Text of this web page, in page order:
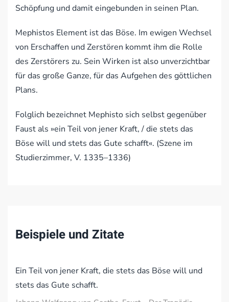
Schöpfung und damit eingebunden in seinen Plan.
Mephistos Element ist das Böse. Im ewigen Wechsel
von Erschaffen und Zerstören kommt ihm die Rolle
des Zerstörers zu. Sein Wirken ist also unverzichtbar
für das große Ganze, für das Aufgehen des göttlichen
Plans.
Folglich bezeichnet Mephisto sich selbst gegenüber
Faust als »ein Teil von jener Kraft, / die stets das
Böse will und stets das Gute schafft«. (Szene im
Studierzimmer, V. 1335–1336)
Beispiele und Zitate
Ein Teil von jener Kraft, die stets das Böse will und
stets das Gute schafft.